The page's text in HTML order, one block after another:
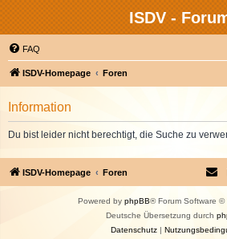
ISDV -
FAQ
ISDV-Homepage Foren
Information
Du bist leider nicht berechtigt, die Suche zu
ISDV-Homepage Foren
Powered by phpBB® Forum Software ©
Deutsche Übersetzung durch
Datenschutz|